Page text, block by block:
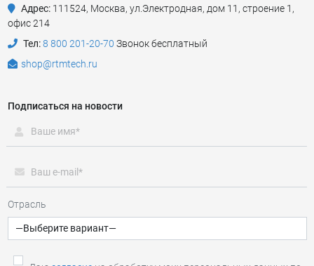
Адрес: 111524, Москва, ул.Электродная, дом 11, строение 1,
офис 214
Тел:8 800 201-20-70 Звонок бесплатный
shop@rtmtech.ru
Подписаться на новости
Отрасль